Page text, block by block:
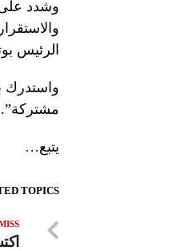
وشدد على
الرئيس
واستدرك
مشتركة”.
يتبع…
TOPICS: